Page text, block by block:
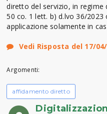
diretto del servizio, in regime
50 co. 1 lett. b) d.lvo 36/
applicazione solamente in
Vedi Risposta del 17/
Argomenti:
affidamento diretto